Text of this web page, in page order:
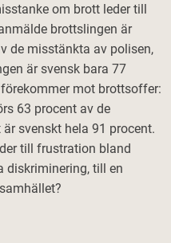
om brott leder till
brottslingen är
de misstänkta av polisen,
är svensk bara 77
mot brottsoffer:
63 procent av de
svenskt hela 91 procent.
till frustration bland
diskriminering, till en